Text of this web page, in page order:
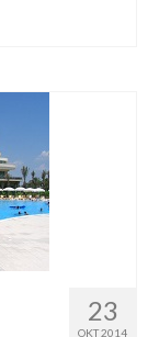
23
OKT 2014